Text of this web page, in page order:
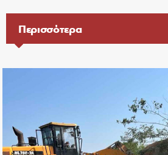
Περισσότερα